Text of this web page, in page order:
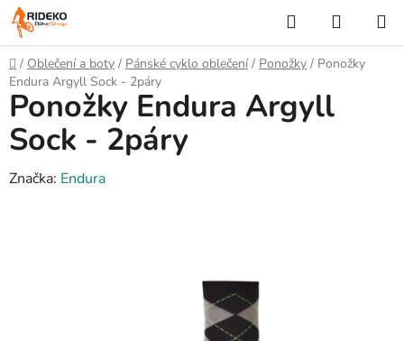
Přejít
na
obsah
Hledat
KOŠÍK
Domů
/ Oblečení a boty / Pánské cyklo oblečení / Ponožky / Ponožky
Endura Argyll Sock - 2páry
Ponožky Endura Argyll
Sock - 2páry
Značka: Endura